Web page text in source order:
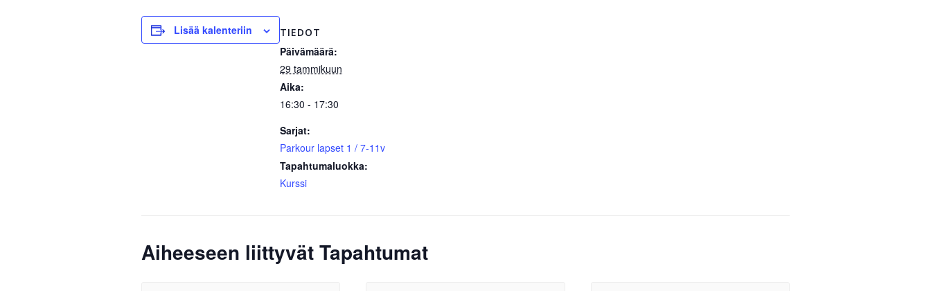
Lisää kalenteriin TIEDOT
Päivämäärä:
29 tammikuun
Aika:
16:30 - 17:30
Sarjat:
Parkour lapset 1 / 7-11v
Tapahtumaluokka:
Kurssi
Aiheeseen liittyvät Tapahtumat